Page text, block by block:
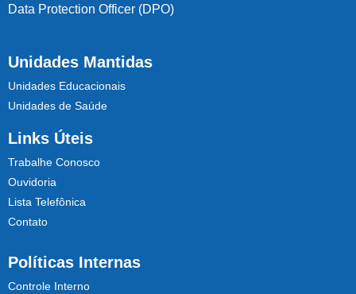
Data Protection Officer (DPO)
Unidades Mantidas
Unidades Educacionais
Unidades de Saúde
Links Úteis
Trabalhe Conosco
Ouvidoria
Lista Telefônica
Contato
Políticas Internas
Controle Interno